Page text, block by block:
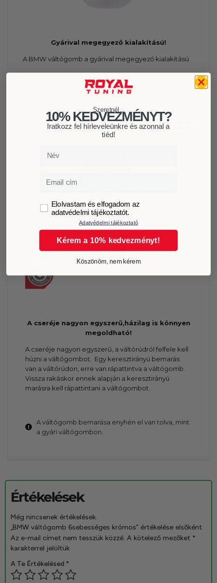
Gyárival megegyező kialakítású!
A BMW váltógomb a gyárival megegyező kialakítású.
A számlapja fényes felületű, a váltógomb teste
A cseréje nagyon egyszerű,házilag is könnyen
megoldható!
A cseréje nagyon egyszerű, a váltórúdról felfele kell
húzni a váltógombot. Egy keresztirányú bemarás
van a váltórúdon, erre van rápattintva a váltógomb.
Vissza rakáskor ennek alapján a keresztirányú
marásra kell rápattintani a váltógombot.
A váltógomb bemarása enyhén el van tolva, mint
a gyári váltógombon.
Értékelések
Még nincsenek értékelések.
„BMW váltógomb 6sebességes krómos” értékelése elsőként
Az e-mail címet nem tesszük közzé. A kötelező mezőket *
karakterrel jelöltük
A Te Értékelésed *
Szeretnél...
10% KEDVEZMÉNYT?
Iratkozz fel hírleveleünkre és azonnal a
tiéd!
Név
Email
GDPRElolvastam és elfogadom az
adatvédelmi tájékoztatót.
Adatvédelmi tájékoztató
Kérem a 10% kedvezményt!
Köszönöm, nem kérem